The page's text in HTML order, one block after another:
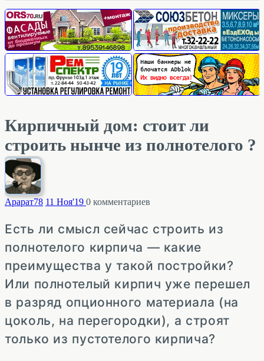
Кирпичный дом: стоит ли
строить нынче из полнотелого ?
Арарат78 11 Ноя'19 0 комментариев
Есть ли смысл сейчас строить из
полнотелого кирпича — какие
преимущества у такой постройки?
Или полнотелый кирпич уже перешел
в разряд опционного материала (на
цоколь, на перегородки), а строят
только из пустотелого кирпича?